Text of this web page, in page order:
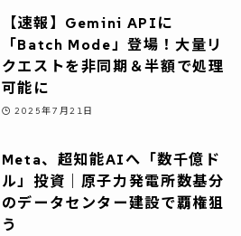
【速報】Gemini APIに
「Batch Mode」登場！大量リ
クエストを非同期＆半額で処理
可能に
2025年7月21日
Meta、超知能AIへ「数千億ド
ル」投資｜原子力発電所数基分
のデータセンター建設で覇権狙
う